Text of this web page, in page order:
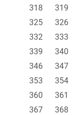
318
319
325
326
332
333
339
340
346
347
353
354
360
361
367
368